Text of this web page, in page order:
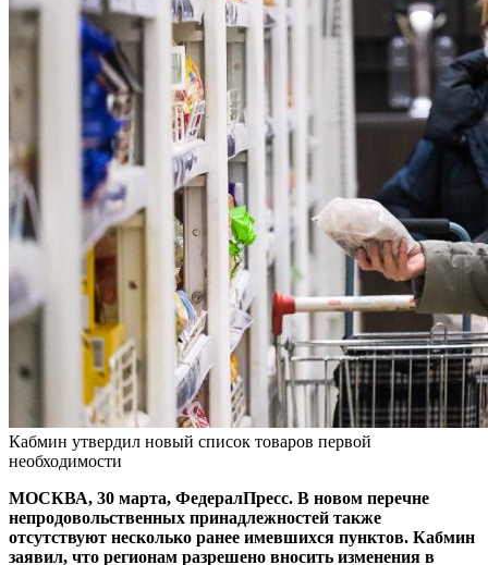
Кабмин утвердил новый список товаров первой
необходимости
МОСКВА, 30 марта, ФедералПресс. В новом перечне
непродовольственных принадлежностей также
отсутствуют несколько ранее имевшихся пунктов. Кабмин
заявил, что регионам разрешено вносить изменения в